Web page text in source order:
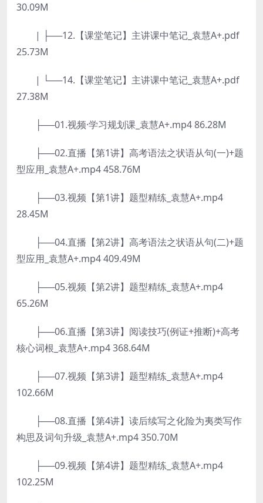
30.09M
| ├──12.【课堂笔记】主讲课中笔记_袁慧A+.pdf
25.73M
| └──14.【课堂笔记】主讲课中笔记_袁慧A+.pdf
27.38M
├──01.视频·学习规划课_袁慧A+.mp4 86.28M
├──02.直播【第1讲】高考语法之状语从句(一)+题
型应用_袁慧A+.mp4 458.76M
├──03.视频【第1讲】题型精练_袁慧A+.mp4
28.45M
├──04.直播【第2讲】高考语法之状语从句(二)+题
型应用_袁慧A+.mp4 409.49M
├──05.视频【第2讲】题型精练_袁慧A+.mp4
65.26M
├──06.直播【第3讲】阅读技巧(例证+推断)+高考
核心词根_袁慧A+.mp4 368.64M
├──07.视频【第3讲】题型精练_袁慧A+.mp4
102.66M
├──08.直播【第4讲】读后续写之化险为夷类写作
构思及词句升级_袁慧A+.mp4 350.70M
├──09.视频【第4讲】题型精练_袁慧A+.mp4
102.25M